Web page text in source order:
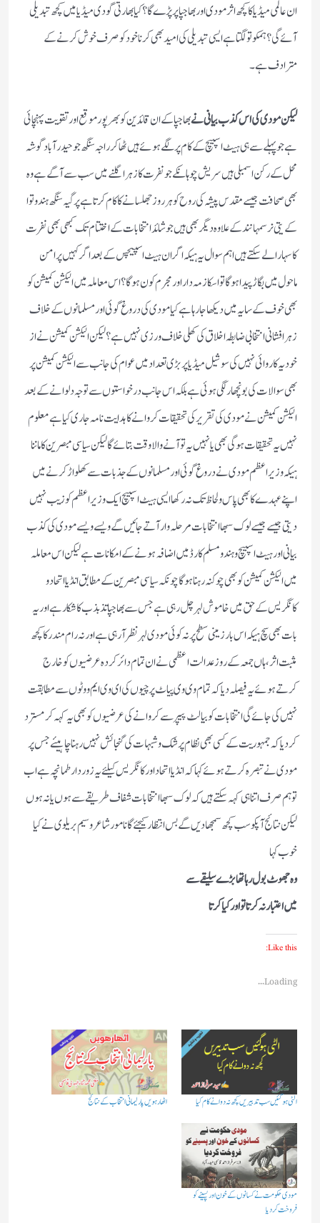
ان عالمی میڈیا کا کچھ اثر مودی اور بھاجپا پر پڑےگا؟کیا بھارتی گودی میڈیا میں کچھ تبدیلی
آئے گی؟ہمکو تو لگتا ہےایسی تبدیلی کی امید بھی کرنا خود کو صرف خوش کرنے کے
مترادف ہے۔
لیکن مودی کی اس کذب بیانی نےبھاجپا کے ان قائدین کو بھر پور موقع اور تقویت پہنچائی
ہے جو پہلے سے ہی ہیٹ اسپیچ کے کام پر لگے ہوئے ہیں ٹھاکر راجہ سنگھ جو حیدرآباد گوشہ
محل کے رکن اسمبلی ہیں سریش چوہانکے جو نفرت کا زہر اگلنے میں سب سے آگے ہے وہ
بھی صحافت جیسے مقدس پیشہ کی روح کو ہر روز جھلسانے کا کام کرتا ہے پرگیہ سنگھ ہندوتوا
کے یتی نرسمہانند کے علاوہ دیگر بھی ہیں جو شائد انتخابات کے اختتام تک کبھی بھی نفرت
کا سہارا لے سکتے ہیں اہم سوال یہ ہیکہ اگر ان ہیٹ اسپیچس کے بعد اگر کہیں پر امن
ماحول میں بگاڑ پیدا ہوگا تو اسکا زمہ دار اور مجرم کون ہوگا؟اس معاملہ میں الیکشن کمیشن کو
بھی خوف کے سایہ میں دیکھا جارہا ہے کیا مودی کی دروغ گوئی اور مسلمانوں کے خلاف
زہر افشانی انتخابی ضابطہ اخلاق کی کھلی خلاف ورزی نہیں ہے؟لیکن الیکشن کمیشن نے از
خود یہ کاروائی نہیں کی سوشیل میڈیا پر بڑی تعداد میں عوام کی جانب سے الیکشن کمیشن پر
بھی سوالات کی بونچھار لگی ہوئی ہے بلکہ اس جانب درخواستوں سے توجہ دلوانے کے بعد
الیکشن کمیشن نےمودی کی تقریر کی تحقیقات کروانے کا ہدایت نامہ جاری کیا ہے معلوم
نہیں یہ تحقیقات ہوگی بھی یا نہیں یہ تو آنے والا وقت بتائے گا لیکن سیاسی مبصرین کا ماننا
ہیکہ وزیر اعظم مودی نے دروغ گوئی اور مسلمانوں کے جذبات سے کھلواڑ کرنے میں
اپنے عہدے کا بھی پاس و لحاظ تک نہ رکھا ایسی ہیٹ اسپیچ ایک وزیراعظم کو زیب نہیں
دیتی جیسے جیسے لوک سبھا انتخابات مرحلہ وار آتے جائیں گے ویسے ویسے مودی کی کذب
بیانی اور ہیٹ اسپیچ و ہندو مسلم کارڈ میں اضافہ ہونے کے امکانات ہے لیکن اس معاملہ
میں الیکشن کمیشن کو بھی چوکنہ رہنا ہوگا چونکہ سیاسی مبصرین کے مطابق انڈیا اتحاد و
کانگریس کے حق میں خاموش لہر چل رہی ہے جس سے بھاجپا تذبذب کا شکار ہے اور یہ
بات بھی سچ ہیکہ اس بار زمینی سطح پر نہ کوئی مودی لہر نظر آرہی ہے اور نہ رام مندر کا کچھ
مثبت اثر، ہاں جمعہ کے روز عدالت اعظمی نے ان تمام دائر کردہ عرضیوں کو خارج
کرتے ہوئے یہ فیصلہ دیا کہ تمام وی وی پیاٹ پرچیوں کی ای وی ایم ووٹوں سے مطابقت
نہیں کی جائے گی انتخابات کوبیالٹ پیپر سے کروانے کی عرضیوں کو بھی یہ کہہ کر مسترد
کردیا کہ جمہوریت کے کسی بھی نظام پر شک و شبہات کی گنجائش نہیں رہنا چاہیئے جس پر
مودی نے تبصرہ کرتے ہوئے کہا کہ انڈیا اتحاد اور کانگریس کیلئے یہ زور دار طمانچہ ہے اب
تو ہم صرف اتنا ہی کہہ سکتے ہیں کہ لوک سبھا انتخابات شفاف طریقے سے ہوں یا نہ ہوں
لیکن نتائج آپکو سب کچھ سمجھادیں گے بس انتظار کیجئے گانامور شاعر وسیم بریلوی نے کیا
خوب کہا
وہ جھوٹ بول رہا تھا بڑے سلیقے سے
میں اعتبار نہ کرتا تو اور کیا کرتا
Like this:
Loading...
الٹی ہوگئیں سب تدبیریں کچھ نہ دوا نے کام کیا اٹھارہویں پارلیمانی انتخاب کے نتائج
مودی حکومت نے کسانوں کے خون اور پسینے کو
فروخت کردیا